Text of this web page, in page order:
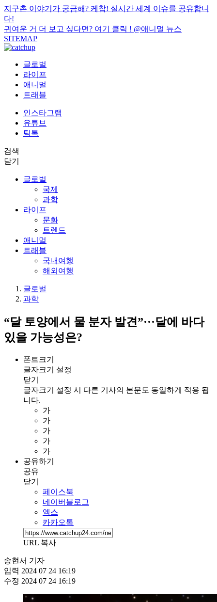
지구촌 이야기가 궁금해? 케찹! 실시간 세계 이슈를 공유합니
다!
귀여운 거 더 보고 싶다면? 여기 클릭 ! @애니멀 뉴스
SITEMAP
글로벌
라이프
애니멀
트래블
인스타그램
유튜브
틱톡
검색
닫기
글로벌
국제
과학
라이프
문화
트렌드
애니멀
트래블
국내여행
해외여행
글로벌
과학
“달 토양에서 물 분자 발견”···달에 바다
있을 가능성은?
폰트크기
글자크기 설정
닫기
글자크기 설정 시 다른 기사의 본문도 동일하게 적용 됩
니다.
가
가
가
가
가
공유하기
공유
닫기
페이스북
네이버블로그
엑스
카카오톡
URL 복사
송현서 기자
입력 2024 07 24 16:19
수정 2024 07 24 16:19